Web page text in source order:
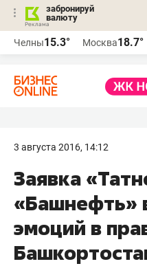
забронируй
валюту
Челны15.3° Москва18.7°
3 августа 2016, 14:12
​Заявка
«Башнефть»
эмоций в